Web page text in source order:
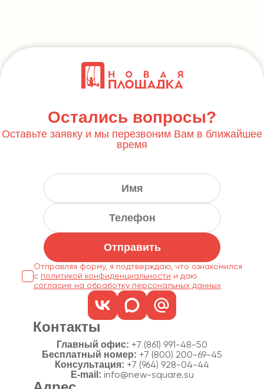
Остались вопросы?
Оставьте заявку и мы перезвоним Вам в ближайшее
время
Отправить
Отправляя форму, я подтверждаю, что ознакомился
с политикой конфиденциальности
согласие на обработку персональных данных
Контакты
Главный офис: +7 (861) 991-48-50
Бесплатный номер: +7 (800) 200-69-45
Консультация: +7 (964) 928-04-44
E-mail: info@new-square.su